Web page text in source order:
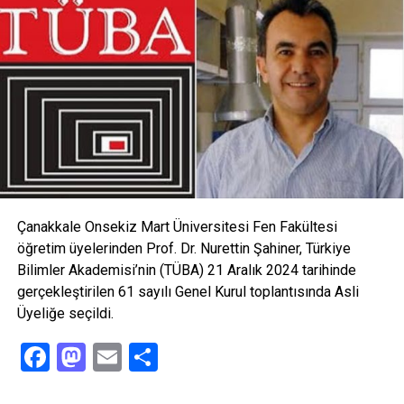
göstereceğiz. Teknoloji Elçilerimizin önemi tartışılamaz.
Geleceğimizi bugün bu salonda bulunan gençlerimiz inşa
edecek. Katıldığınız yarışmalarla, oyun kodlayarak, oyun
tasarlayarak, kod geliştirerek, havacılıkta, teknolojik
buluşlarla bizleri temsil eden siz gençler için yapılması
gereken ne varsa yapmalıyız. Bugün ÇOMÜ’de yazdığınız
bir kod, yarın bu ülkenin savunma sanayisinde kullanılacak
bir buluş haline gelebilir.” diyerek öğrencilerin yanında
olduğunu belirtti.
Çanakkale Onsekiz Mart Üniversitesi Fen Fakültesi
öğretim üyelerinden Prof. Dr. Nurettin Şahiner, Türkiye
Bilimler Akademisi’nin (TÜBA) 21 Aralık 2024 tarihinde
gerçekleştirilen 61 sayılı Genel Kurul toplantısında Asli
Üyeliğe seçildi.
Facebook
Mastodon
EmailShare